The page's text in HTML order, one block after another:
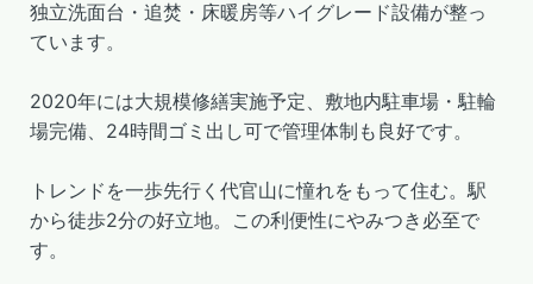
独立洗面台・追焚・床暖房等ハイグレード設備が整っ
ています。
2020年には大規模修繕実施予定、敷地内駐車場・駐輪
場完備、24時間ゴミ出し可で管理体制も良好です。
トレンドを一歩先行く代官山に憧れをもって住む。駅
から徒歩2分の好立地。この利便性にやみつき必至で
す。